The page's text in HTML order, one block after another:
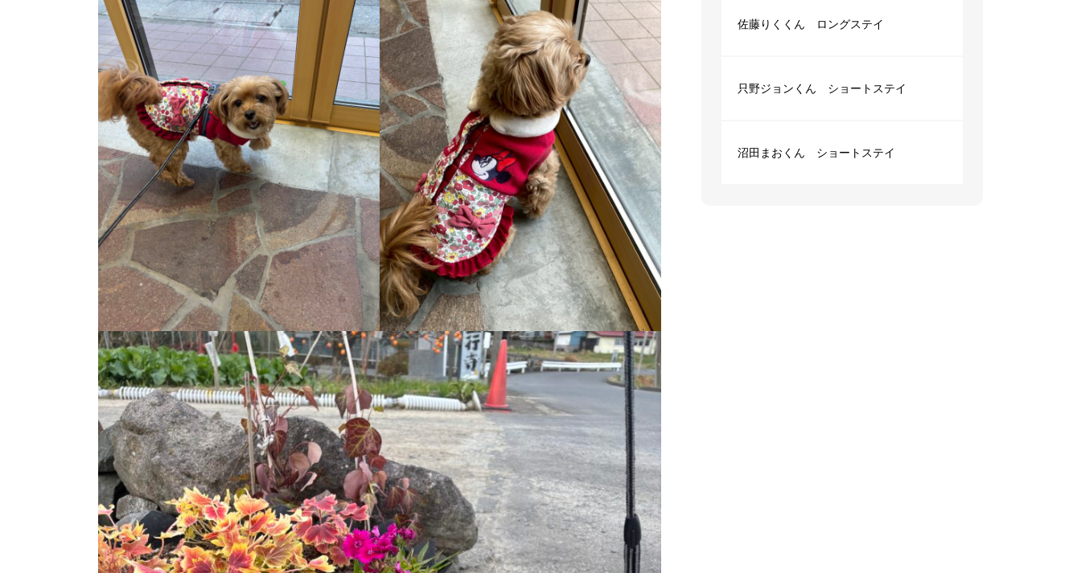
佐藤りくくん ロングステイ
只野ジョンくん ショートステイ
沼田まおくん ショートステイ